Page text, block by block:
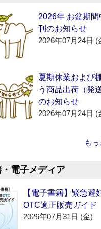
2026年 お盆期間
刊のお知らせ
2026年07月24日 (
夏期休業および
う商品出荷（発
のお知らせ
2026年07月24日 (
も
電子メディア
【電子書籍】緊急避
OTC適正販売ガイド
2026年07月31日 (金)